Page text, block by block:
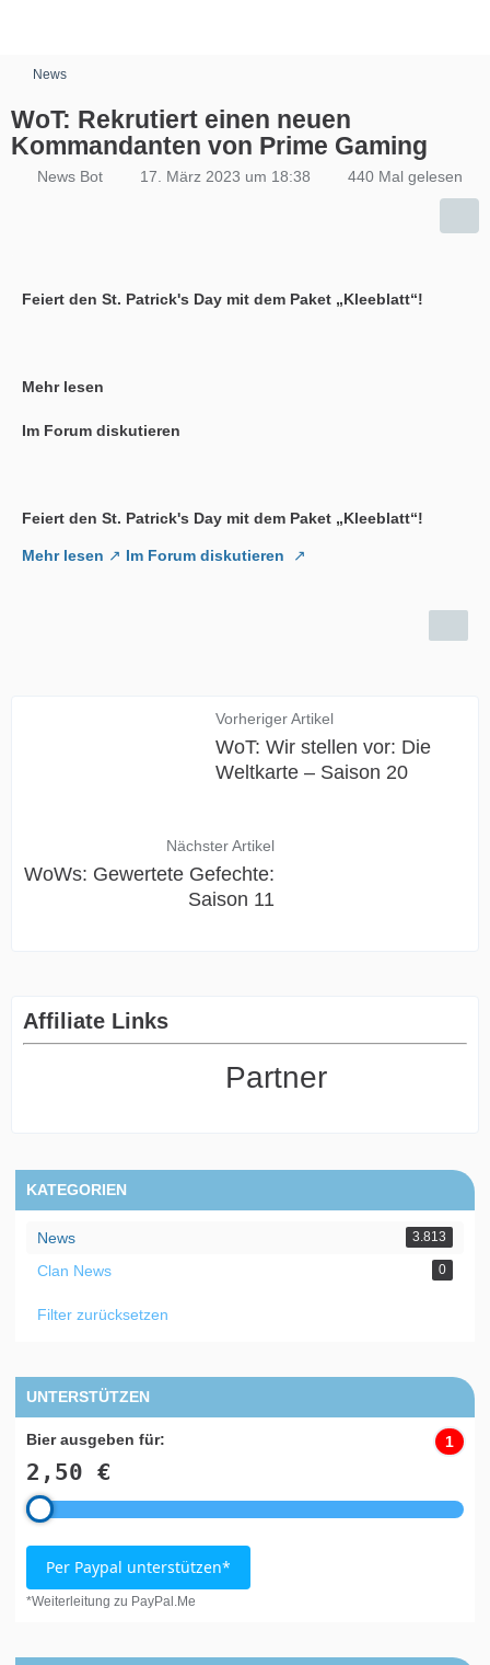
News
WoT: Rekrutiert einen neuen
Kommandanten von Prime Gaming
News Bot 17. März 2023 um 18:38 440 Mal gelesen
Feiert den St. Patrick's Day mit dem Paket „Kleeblatt“!
Mehr lesen
Im Forum diskutieren
Feiert den St. Patrick's Day mit dem Paket „Kleeblatt“!
Mehr lesen Im Forum diskutieren
Vorheriger Artikel
WoT: Wir stellen vor: Die
Weltkarte – Saison 20
Nächster Artikel
WoWs: Gewertete Gefechte:
Saison 11
Affiliate Links
Partner
KATEGORIEN
News 3.813
Clan News 0
Filter zurücksetzen
UNTERSTÜTZEN
Bier ausgeben für:
2,50 €
1
Per Paypal unterstützen*
*Weiterleitung zu PayPal.Me